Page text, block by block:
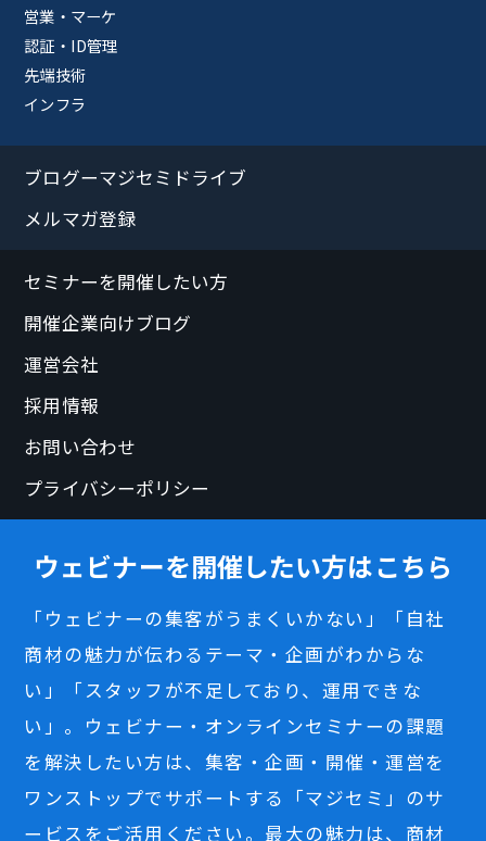
営業・マーケ
認証・ID管理
先端技術
インフラ
ブログーマジセミドライブ
メルマガ登録
セミナーを開催したい方
開催企業向けブログ
運営会社
採用情報
お問い合わせ
プライバシーポリシー
ウェビナーを開催したい方はこちら
「ウェビナーの集客がうまくいかない」「自社
商材の魅力が伝わるテーマ・企画がわからな
い」「スタッフが不足しており、運用できな
い」。ウェビナー・オンラインセミナーの課題
を解決したい方は、集客・企画・開催・運営を
ワンストップでサポートする「マジセミ」のサ
ービスをご活用ください。最大の魅力は、商材